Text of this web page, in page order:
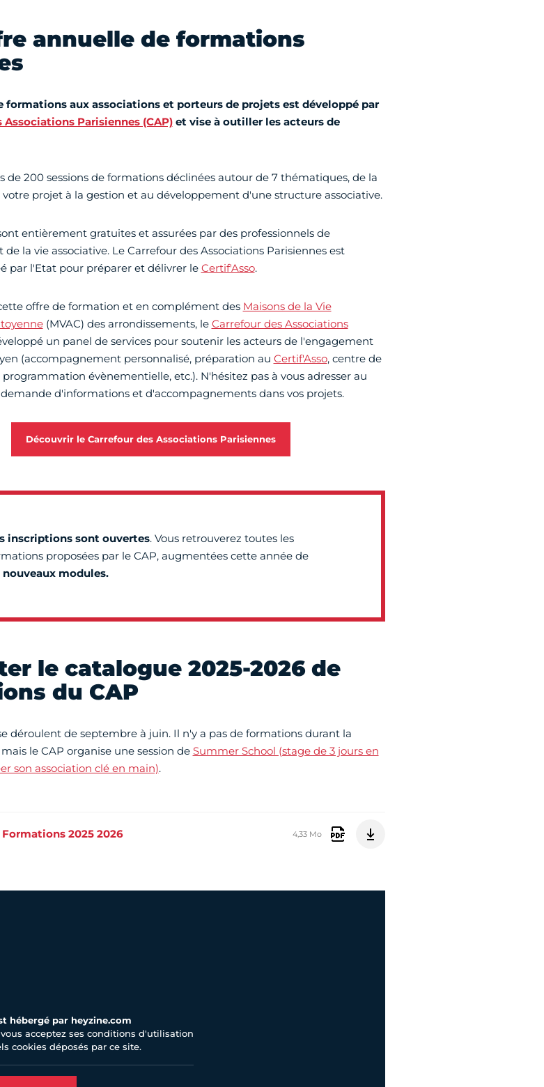
annuelle de formations
formations aux associations et porteurs de projets est développé par
Associations Parisiennes (CAP)et vise à outiller les acteurs de
de 200 sessions de formations déclinées autour de 7 thématiques, de la
projet à la gestion et au développement d'une structure associative.
entièrement gratuites et assurées par des professionnels de
la vie associative. Le Carrefour des Associations Parisiennes est
par l'Etat pour préparer et délivrer le Certif'Asso.
offre de formation et en complément des Maisons de la Vie
(MVAC) des arrondissements, le Carrefour des Associations
un panel de services pour soutenir les acteurs de l'engagement
(accompagnement personnalisé, préparation au Certif'Asso, centre de
évènementielle, etc.). N'hésitez pas à vous adresser au
d'informations et d'accompagnements dans vos projets.
Découvrir le Carrefour des Associations Parisiennes
inscriptions sont ouvertes. Vous retrouverez toutes les
proposées par le CAP, augmentées cette année de
nouveaux modules.
le catalogue 2025-2026 de
du CAP
déroulent de septembre à juin. Il n'y a pas de formations durant la
le CAP organise une session de Summer School (stage de 3 jours en
son association clé en main).
2025 2026 4,33 Mo
hébergé par heyzine.com
acceptez ses conditions d'utilisation
cookies déposés par ce site.